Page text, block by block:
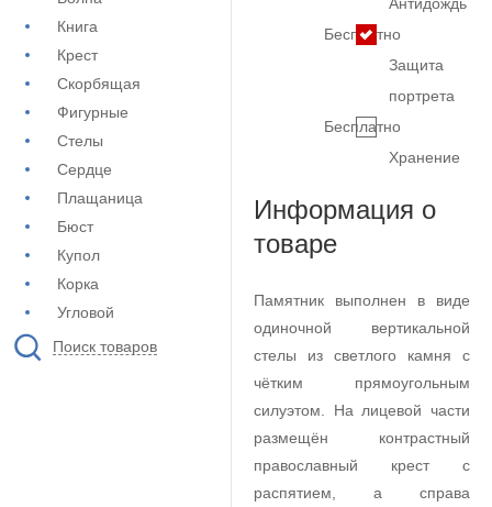
Книга
Крест
Скорбящая
Фигурные
Стелы
Сердце
Плащаница
Бюст
Купол
Корка
Угловой
Поиск товаров
Бесплатно
Защита
портрета
Бесплатно
Хранение
Информация о
товаре
Памятник выполнен в виде
одиночной вертикальной
стелы из светлого камня с
чётким прямоугольным
силуэтом. На лицевой части
размещён контрастный
православный крест с
распятием, а справа